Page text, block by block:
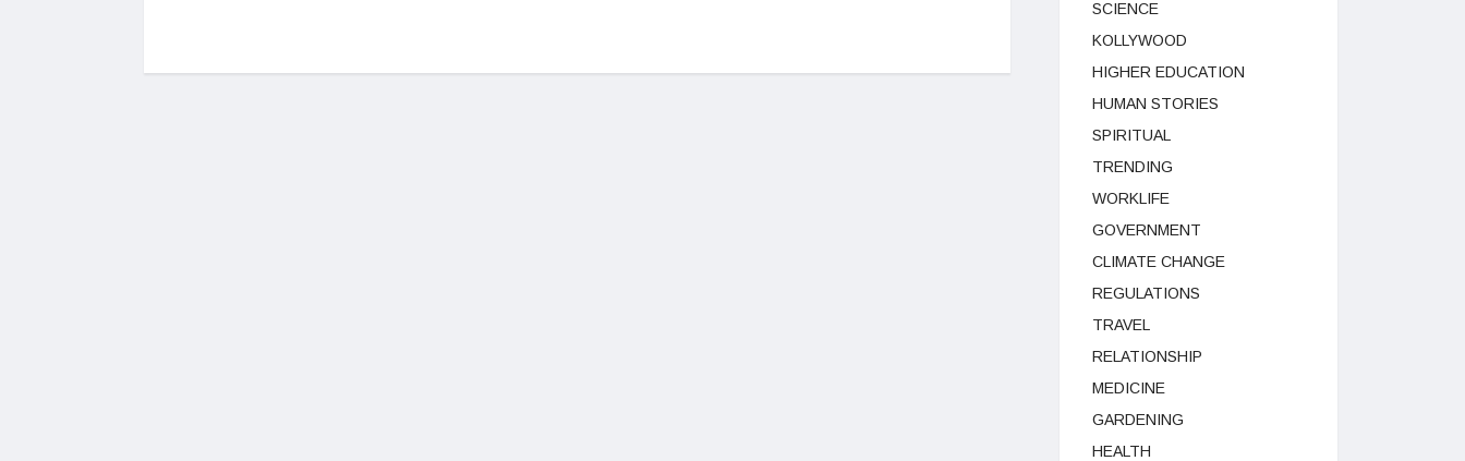
SCIENCE
KOLLYWOOD
HIGHER EDUCATION
HUMAN STORIES
SPIRITUAL
TRENDING
WORKLIFE
GOVERNMENT
CLIMATE CHANGE
REGULATIONS
TRAVEL
RELATIONSHIP
MEDICINE
GARDENING
HEALTH